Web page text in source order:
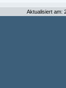
Aktualisiert am: